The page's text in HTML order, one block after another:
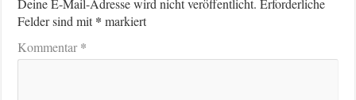
Felder sind mit* markiert
Kommentar*